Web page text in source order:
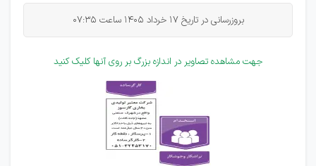
بروزرسانی در تاریخ 17 خرداد 1405 ساعت 07:35
جهت مشاهده تصاویر در اندازه بزرگ بر روی آنها کلیک کنید